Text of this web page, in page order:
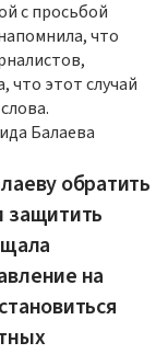
с просьбой
что
что этот случай
Балаева
обратить
защитить
на